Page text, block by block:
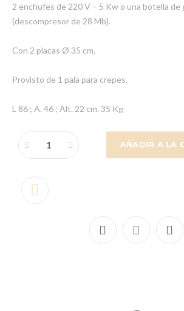
2 enchufes de 220 V – 5 Kw o una botella de
(descompresor de 28 Mb).
Con 2 placas Ø 35 cm.
Provisto de 1 pala para crepes.
L 86 ; A. 46 ; Alt. 22 cm. 35 Kg
AÑADIR A LA